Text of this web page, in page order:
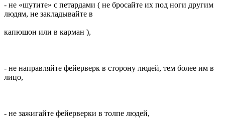
- не «шутите» с петардами ( не бросайте их под ноги другим
людям, не закладывайте в
капюшон или в карман ),
- не направляйте фейерверк в сторону людей, тем более им в
лицо,
- не зажигайте фейерверки в толпе людей,